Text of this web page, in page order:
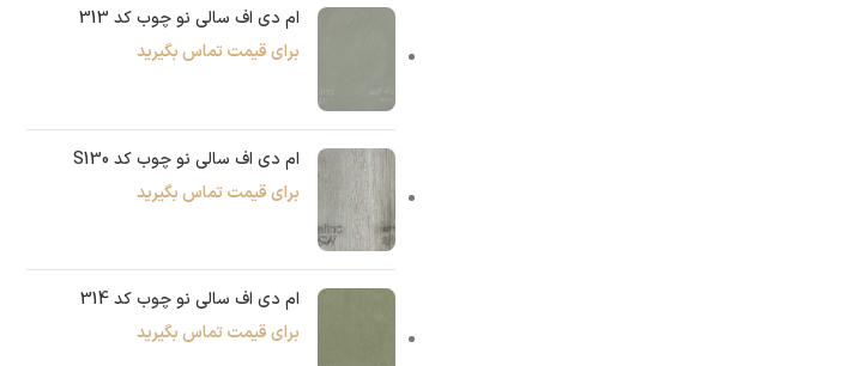
ام دی اف سالی نو چوب کد 313
برای قیمت تماس بگیرید
ام دی اف سالی نو چوب کد S130
برای قیمت تماس بگیرید
ام دی اف سالی نو چوب کد 314
برای قیمت تماس بگیرید